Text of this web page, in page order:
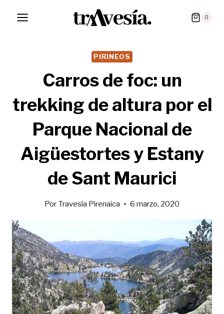
0
PIRINEOS
Carros de foc: un
trekking de altura por el
Parque Nacional de
Aigüestortes y Estany
de Sant Maurici
Por Travesía Pirenaica 6 marzo, 2020